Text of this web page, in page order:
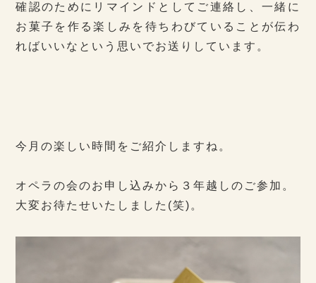
確認のためにリマインドとしてご連絡し、一緒に
お菓子を作る楽しみを待ちわびていることが伝わ
ればいいなという思いでお送りしています。
今月の楽しい時間をご紹介しますね。
オペラの会のお申し込みから３年越しのご参加。
大変お待たせいたしました(笑)。